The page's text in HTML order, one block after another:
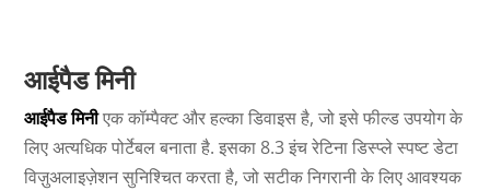
आईपैड मिनी
आईपैड मिनीएक कॉम्पैक्ट और हल्का डिवाइस है, जो इसे फील्ड उपयोग के
लिए अत्यधिक पोर्टेबल बनाता है. इसका 8.3 इंच रेटिना डिस्प्ले स्पष्ट डेटा
विज़ुअलाइज़ेशन सुनिश्चित करता है, जो सटीक निगरानी के लिए आवश्यक